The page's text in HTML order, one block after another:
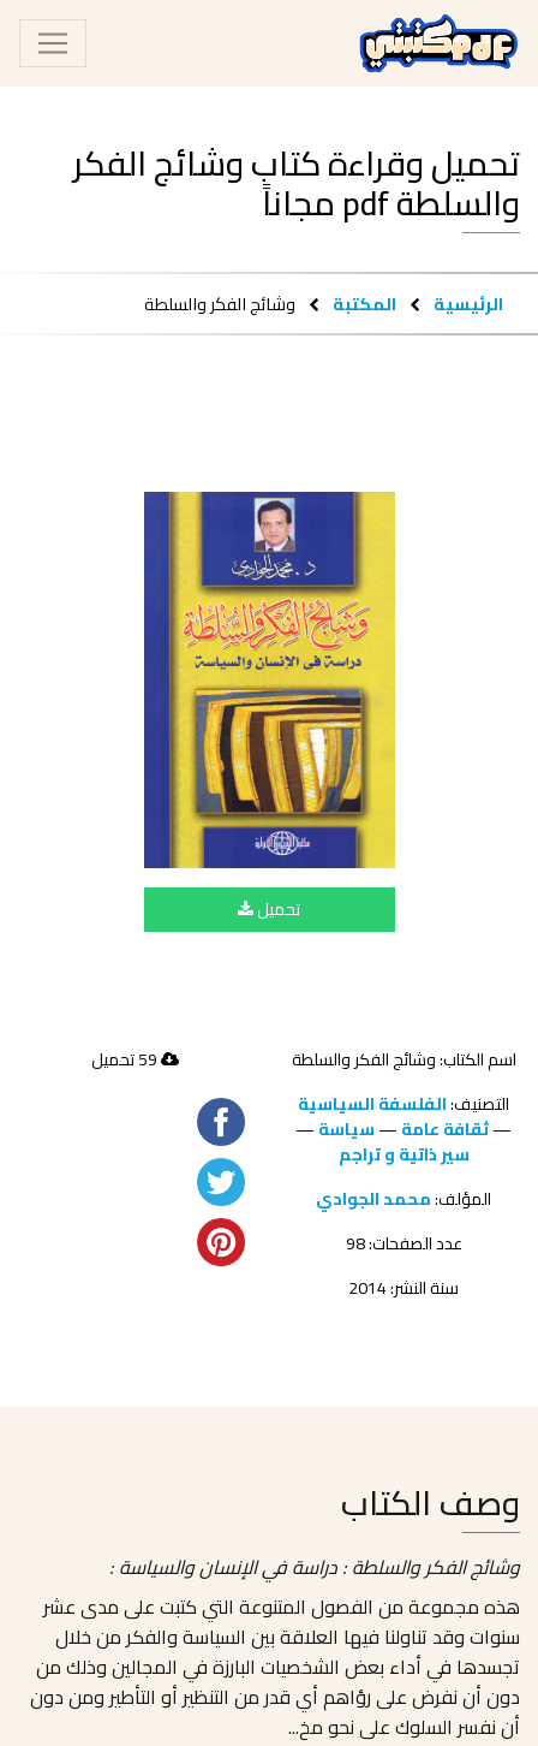
تحميل وقراءة كتاب وشائج الفكر
والسلطة pdf مجاناً
الرئيسية المكتبة وشائج الفكر والسلطة
تحميل
اسم الكتاب: وشائج الفكر والسلطة
التصنيف:الفلسفة السياسية
—ثقافة عامة—سياسة—
سير ذاتية و تراجم
المؤلف:محمد الجوادي
عدد الصفحات: 98
سنة النشر: 2014
وصف الكتاب
وشائج الفكر والسلطة : دراسة في الإنسان والسياسة :
هذه مجموعة من الفصول المتنوعة التي كتبت على مدى عشر
سنوات وقد تناولنا فيها العلاقة بين السياسة والفكر من خلال
تجسدها في أداء بعض الشخصيات البارزة في المجالين وذلك من
دون أن نفرض على رؤاهم أي قدر من التنظير أو التأطير ومن دون
أن نفسر السلوك على نحو مخ...